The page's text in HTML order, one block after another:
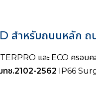
สำหรับถนนหลัก ถ
และ ECO ครอบ
ทช.2102-2562 IP66